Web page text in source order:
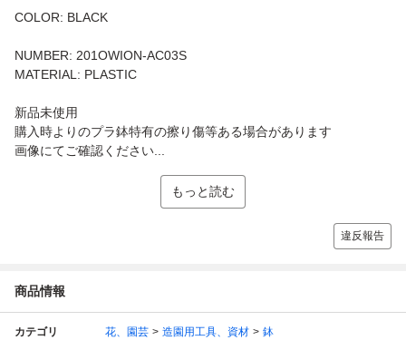
COLOR: BLACK
NUMBER: 201OWION-AC03S
MATERIAL: PLASTIC
新品未使用
購入時よりのプラ鉢特有の擦り傷等ある場合があります
画像にてご確認ください...
もっと読む
違反報告
商品情報
カテゴリ 花、園芸 造園用工具、資材 鉢